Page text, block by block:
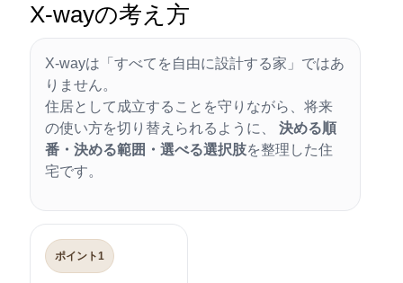
X-wayの考え方
X-wayは「すべてを自由に設計する家」ではあ
りません。
住居として成立することを守りながら、将来
の使い方を切り替えられるように、 決める順
番・決める範囲・選べる選択肢を整理した住
宅です。
ポイント1